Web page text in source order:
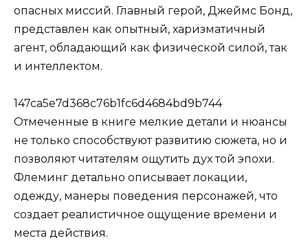
опасных миссий. Главный герой, Джеймс Бонд,
представлен как опытный, харизматичный
агент, обладающий как физической силой, так
и интеллектом.
147ca5e7d368c76b1fc6d4684bd9b744
Отмеченные в книге мелкие детали и нюансы
не только способствуют развитию сюжета, но и
позволяют читателям ощутить дух той эпохи.
Флеминг детально описывает локации,
одежду, манеры поведения персонажей, что
создает реалистичное ощущение времени и
места действия.